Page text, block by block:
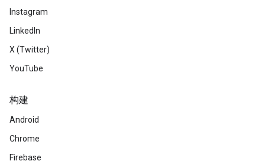
Instagram
LinkedIn
X (Twitter)
YouTube
构建
Android
Chrome
Firebase